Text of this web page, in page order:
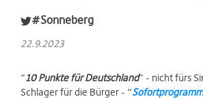
#Sonneberg
22.9.2023
“10 Punkte für Deutschland” - nicht fürs
Schlager für die Bürger - “